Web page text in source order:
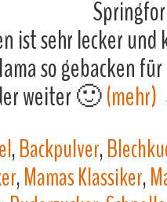
ist sehr lecker
so gebacken
weiter 🙂(mehr)
,Backpulver,
,Mamas Klassiker,